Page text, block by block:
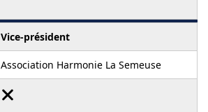
Vice-président
Association Harmonie La Semeuse